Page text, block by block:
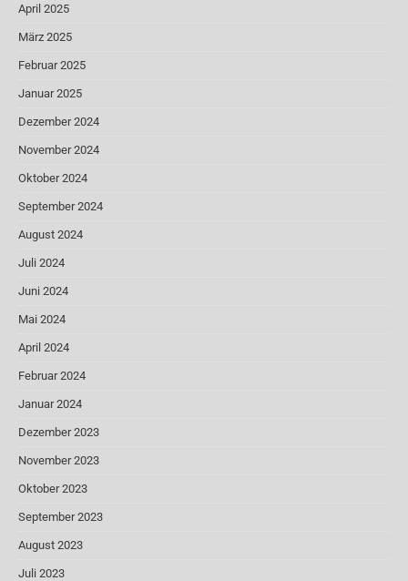
April 2025
März 2025
Februar 2025
Januar 2025
Dezember 2024
November 2024
Oktober 2024
September 2024
August 2024
Juli 2024
Juni 2024
Mai 2024
April 2024
Februar 2024
Januar 2024
Dezember 2023
November 2023
Oktober 2023
September 2023
August 2023
Juli 2023